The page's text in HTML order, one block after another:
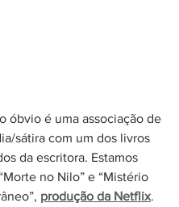
óbvio é uma associação de
sátira com um dos livros
da escritora. Estamos
no Nilo” e “Mistério
produção da Netflix.